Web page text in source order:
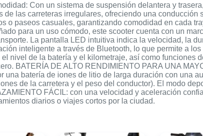
Con un sistema de suspensión delantera y
las carreteras irregulares, ofreciendo una conducción
o paseos casuales, garantizando comodidad en cada
para un uso cómodo, este scooter cuenta con un
La pantalla LED intuitiva indica la velocidad, la
inteligente a través de Bluetooth, lo que permite a
nivel de la batería y el kilometraje, así como funciones
BATERÍA DE ALTO RENDIMIENTO PARA UNA
una batería de iones de litio de larga duración con una
de la carretera y el peso del conductor). El modo
FÁCIL: con una velocidad y aceleración
diarios o viajes cortos por la ciudad.